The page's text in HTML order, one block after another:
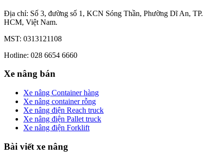
Địa chỉ: Số 3, đường số 1, KCN Sóng Thần, Phường Dĩ An, TP.
HCM, Việt Nam.
MST: 0313121108
Hotline: 028 6654 6660
Xe nâng bán
Xe nâng Container hàng
Xe nâng container rỗng
Xe nâng điện Reach truck
Xe nâng điện Pallet truck
Xe nâng điện Forklift
Bài viết xe nâng